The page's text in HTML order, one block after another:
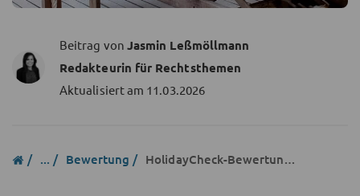
Beitrag von Jasmin Leßmöllmann
Redakteurin für Rechtsthemen
Aktualisiert am 11.03.2026
... Bewertung HolidayCheck-Bewertung löschen lassen